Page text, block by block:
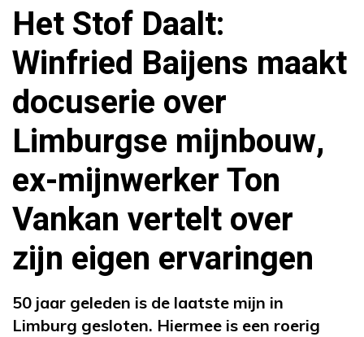
Het Stof Daalt:
Winfried Baijens maakt
docuserie over
Limburgse mijnbouw,
ex-mijnwerker Ton
Vankan vertelt over
zijn eigen ervaringen
50 jaar geleden is de laatste mijn in
Limburg gesloten. Hiermee is een roerig